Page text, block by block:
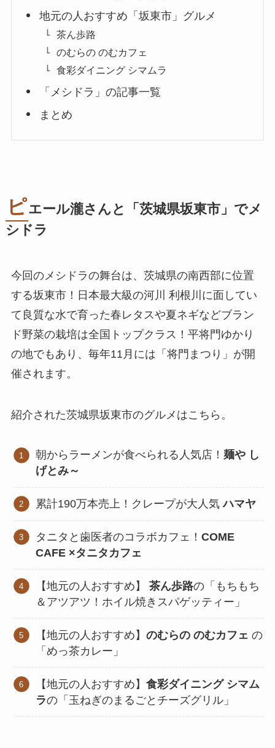
地元の人おすすめ「坂東市」グルメ
茶ん歩路
のむらの のむカフェ
食彩ダイニング シマムラ
「メシドラ」の記事一覧
まとめ
ピエール瀧さんと「茨城県坂東市」でメ
シドラ
今回のメシドラの舞台は、茨城県の南西部に位置
する坂東市！日本最大級の河川 利根川に面してい
て良質な水で育った春レタスや夏ネギなどブラン
ド野菜の栽培は全国トップクラス！平将門ゆかり
の地でもあり、毎年11月には「将門まつり」が開
催されます。
紹介された茨城県坂東市のグルメはこちら。
朝からラーメンが食べられる人気店！麺や し
げとみ～
累計190万本売上！クレープが大人気ハマヤ
タニタと歯医者のコラボカフェ！COME
CAFE ×タニタカフェ
【地元の人おすすめ】茶ん歩路の「もちもち
＆アツアツ！ホイル焼きスパゲッティー」
【地元の人おすすめ】のむらの のむカフェ の
「めっ茶カレー」
【地元の人おすすめ】食彩ダイニング シマム
ラの「玉ねぎのまるごとチーズグリル」